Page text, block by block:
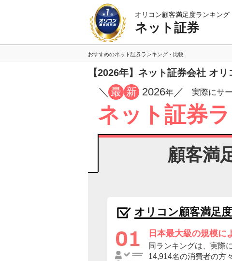
オリコン顧客満足度ランキング
ネット証券
おすすめのネット証券ランキング・比較
【2026年】ネット証券会社 オ
／ 最 新 2026年 ／ 実際にサ
ネット証券
顧客満
オリコン顧客満足
日本最大級の規模に
同ランキングは、実際
14,914名の消費者の方